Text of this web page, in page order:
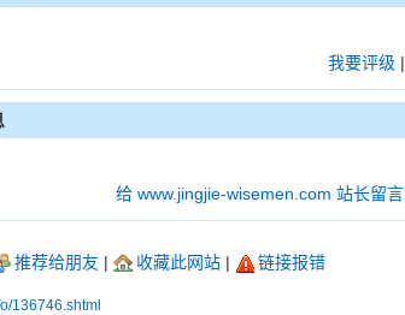
我要评级 |
给 www.jingjie-wisemen.com 站长留言
推荐给朋友 | 收藏此网站| 链接报错
136746.shtml